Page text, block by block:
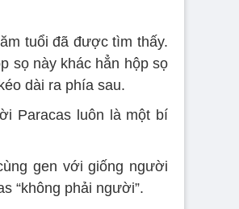
tuổi đã được tìm thấy.
sọ này khác hẳn hộp sọ
dài ra phía sau.
Paracas luôn là một bí
gen với giống người
“không phải người”.